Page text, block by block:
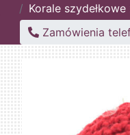
Korale
Zamówienia